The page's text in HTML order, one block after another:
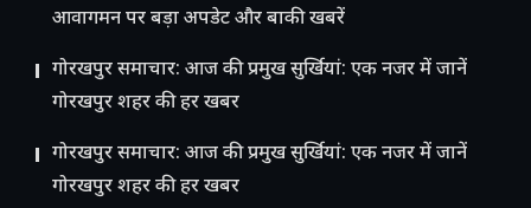
आवागमन पर बड़ा अपडेट और बाकी खबरें
गोरखपुर समाचार: आज की प्रमुख सुर्खियां: एक नजर में जानें
गोरखपुर शहर की हर खबर
गोरखपुर समाचार: आज की प्रमुख सुर्खियां: एक नजर में जानें
गोरखपुर शहर की हर खबर